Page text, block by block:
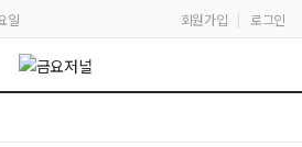
일 회원가입 | 로그인